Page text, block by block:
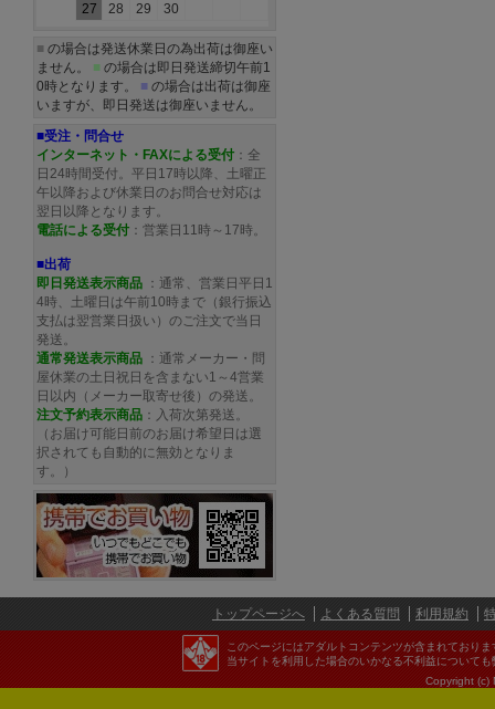
27
28 29 30
■ の場合は発送休業日の為出荷は御座い
ません。 ■ の場合は即日発送締切午前1
0時となります。 ■ の場合は出荷は御座
いますが、即日発送は御座いません。
■受注・問合せ
インターネット・FAXによる受付 ：全
日24時間受付。平日17時以降、土曜正
午以降および休業日のお問合せ対応は
翌日以降となります。
電話による受付 ：営業日11時～17時。
■出荷
即日発送表示商品 ：通常、営業日平日1
4時、土曜日は午前10時まで（銀行振込
支払は翌営業日扱い）のご注文で当日
発送。
通常発送表示商品 ：通常メーカー・問
屋休業の土日祝日を含まない1～4営業
日以内（メーカー取寄せ後）の発送。
注文予約表示商品 ：入荷次第発送。
（お届け可能日前のお届け希望日は選
択されても自動的に無効となりま
す。）
トップページへ よくある質問 利用規約
このページにはアダルトコンテンツが含まれており
当サイトを利用した場合のいかなる不利益について
Copyright (c)